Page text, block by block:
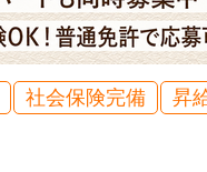
社会保険完備
昇